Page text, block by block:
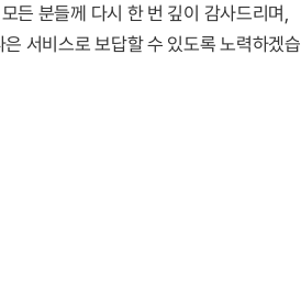
든 분들께 다시 한 번 깊이 감사드리며,
은 서비스로 보답할 수 있도록 노력하겠